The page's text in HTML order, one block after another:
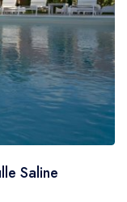
Saline